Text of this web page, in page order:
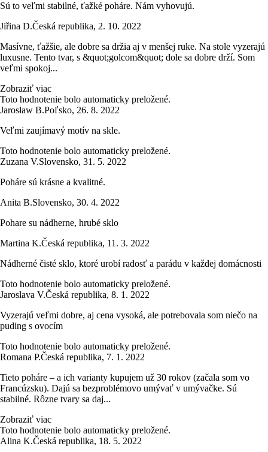
Sú to veľmi stabilné, ťažké poháre. Nám vyhovujú.
Jiřina D.Česká republika, 2. 10. 2022
Masívne, ťažšie, ale dobre sa držia aj v menšej ruke. Na stole vyzerajú
luxusne. Tento tvar, s &quot;golcom&quot; dole sa dobre drží. Som
veľmi spokoj...
Zobraziť viac
Toto hodnotenie bolo automaticky preložené.
Jarosław B.Poľsko, 26. 8. 2022
Veľmi zaujímavý motív na skle.
Toto hodnotenie bolo automaticky preložené.
Zuzana V.Slovensko, 31. 5. 2022
Poháre sú krásne a kvalitné.
Anita B.Slovensko, 30. 4. 2022
Pohare su nádherne, hrubé sklo
Martina K.Česká republika, 11. 3. 2022
Nádherné čisté sklo, ktoré urobí radosť a parádu v každej domácnosti
Toto hodnotenie bolo automaticky preložené.
Jaroslava V.Česká republika, 8. 1. 2022
Vyzerajú veľmi dobre, aj cena vysoká, ale potrebovala som niečo na
puding s ovocím
Toto hodnotenie bolo automaticky preložené.
Romana P.Česká republika, 7. 1. 2022
Tieto poháre – a ich varianty kupujem už 30 rokov (začala som vo
Francúzsku). Dajú sa bezproblémovo umývať v umývačke. Sú
stabilné. Rôzne tvary sa daj...
Zobraziť viac
Toto hodnotenie bolo automaticky preložené.
Alina K.Česká republika, 18. 5. 2022